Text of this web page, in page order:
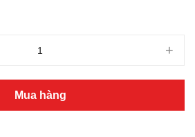
+
Mua hàng